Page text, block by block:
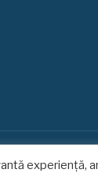
- 2021 - Centrul
experiență,